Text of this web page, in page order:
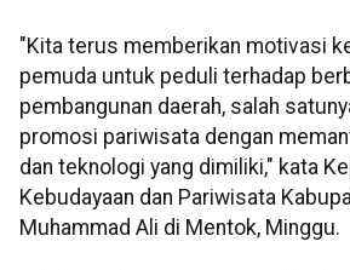
"Kita terus memberikan motivasi
pemuda untuk peduli terhadap
pembangunan daerah, salah
promosi pariwisata dengan
dan teknologi yang dimiliki," kata
Kebudayaan dan Pariwisata
Muhammad Ali di Mentok, Minggu.